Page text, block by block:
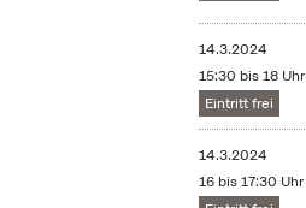
14.3.2024
15:30 bis 18 Uhr
Eintritt frei
14.3.2024
16 bis 17:30 Uhr